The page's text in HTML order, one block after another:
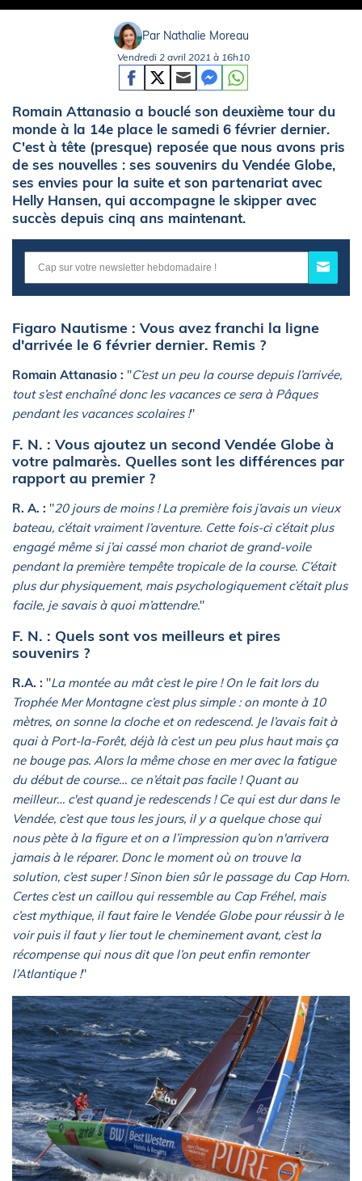
Par Nathalie Moreau
Vendredi 2 avril 2021 à 16h10
Romain Attanasio a bouclé son deuxième tour du
monde à la 14e place le samedi 6 février dernier.
C'est à tête (presque) reposée que nous avons pris
de ses nouvelles : ses souvenirs du Vendée Globe,
ses envies pour la suite et son partenariat avec
Helly Hansen, qui accompagne le skipper avec
succès depuis cinq ans maintenant.
Figaro Nautisme : Vous avez franchi la ligne
d'arrivée le 6 février dernier. Remis ?
Romain Attanasio : "C’est un peu la course depuis l’arrivée,
tout s’est enchaîné donc les vacances ce sera à Pâques
pendant les vacances scolaires !"
F. N. : Vous ajoutez un second Vendée Globe à
votre palmarès. Quelles sont les différences par
rapport au premier ?
R. A. : "20 jours de moins ! La première fois j’avais un vieux
bateau, c’était vraiment l’aventure. Cette fois-ci c’était plus
engagé même si j’ai cassé mon chariot de grand-voile
pendant la première tempête tropicale de la course. C’était
plus dur physiquement, mais psychologiquement c’était plus
facile, je savais à quoi m’attendre."
F. N. : Quels sont vos meilleurs et pires
souvenirs ?
R.A. : "La montée au mât c’est le pire ! On le fait lors du
Trophée Mer Montagne c’est plus simple : on monte à 10
mètres, on sonne la cloche et on redescend. Je l’avais fait à
quai à Port-la-Forêt, déjà là c’est un peu plus haut mais ça
ne bouge pas. Alors la même chose en mer avec la fatigue
du début de course… ce n’était pas facile ! Quant au
meilleur… c'est quand je redescends ! Ce qui est dur dans le
Vendée, c’est que tous les jours, il y a quelque chose qui
nous pète à la figure et on a l’impression qu’on n'arrivera
jamais à le réparer. Donc le moment où on trouve la
solution, c’est super ! Sinon bien sûr le passage du Cap Horn.
Certes c’est un caillou qui ressemble au Cap Fréhel, mais
c’est mythique, il faut faire le Vendée Globe pour réussir à le
voir puis il faut y lier tout le cheminement avant, c’est la
récompense qui nous dit que l’on peut enfin remonter
l’Atlantique !"